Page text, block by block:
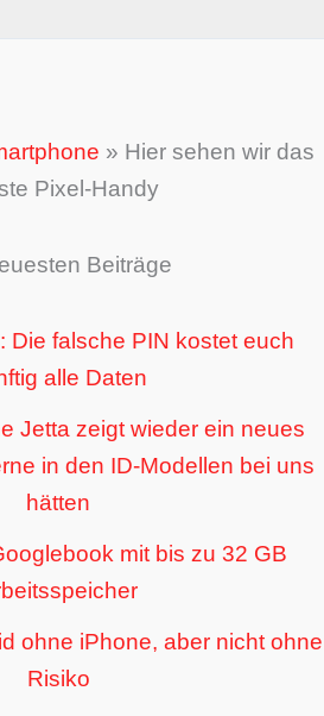
» Hier sehen wir das
Pixel-Handy
Beiträge
Die falsche PIN kostet euch
alle Daten
Jetta zeigt wieder ein neues
in den ID-Modellen bei uns
hätten
mit bis zu 32 GB
ohne iPhone, aber nicht ohne
Risiko